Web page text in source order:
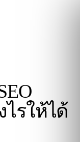
รให้ได้